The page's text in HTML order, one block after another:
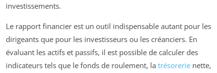
investissements.
Le rapport financier est un outil indispensable autant pour les
dirigeants que pour les investisseurs ou les créanciers. En
évaluant les actifs et passifs, il est possible de calculer des
indicateurs tels que le fonds de roulement, la trésorerie nette,